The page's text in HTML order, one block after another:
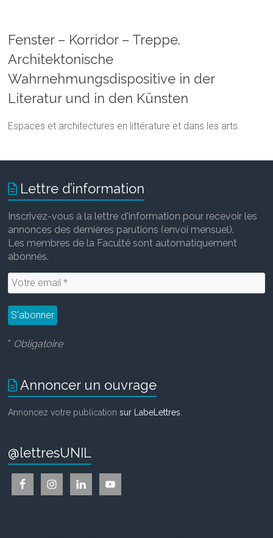
Fenster – Korridor – Treppe.
Architektonische
Wahrnehmungsdispositive in der
Literatur und in den Künsten
Espaces et architectures en littérature et dans les arts
Lettre d’information
Inscrivez-vous à la lettre d'information pour recevoir les
annonces des dernières parutions (envoi mensuel).
Les membres de la Faculté sont automatiquement
abonnés.
* Obligatoire
Annoncer un ouvrage
Annoncez votre publicationsur LabeLettres
@lettresUNIL